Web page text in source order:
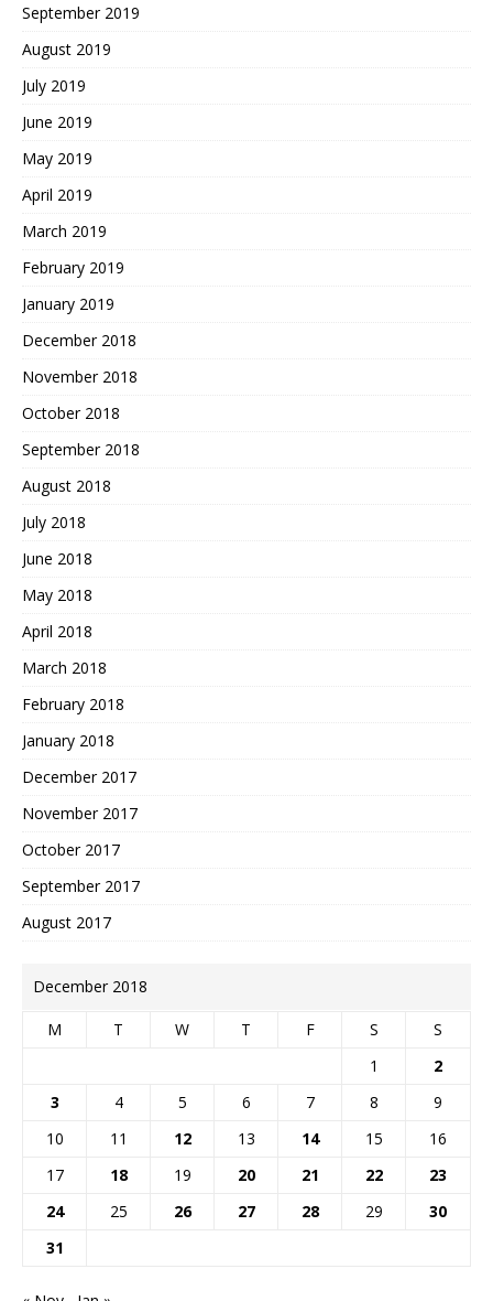
September 2019
August 2019
July 2019
June 2019
May 2019
April 2019
March 2019
February 2019
January 2019
December 2018
November 2018
October 2018
September 2018
August 2018
July 2018
June 2018
May 2018
April 2018
March 2018
February 2018
January 2018
December 2017
November 2017
October 2017
September 2017
August 2017
December 2018
M T W T F S
S
1
2
3
4 5 6 7 8
9
10
11 12 13 14 15
16
17
18 19 20 21 22
23
24
25 26 27 28 29
30
31